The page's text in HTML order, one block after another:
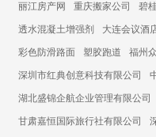
丽江房产网 重庆搬家公司 碧
透水混凝土增强剂 大连会议酒
彩色防滑路面 塑胶跑道 福州
深圳市红典创意科技有限公司
湖北盛锦企航企业管理有限公司
甘肃嘉恒国际旅行社有限公司